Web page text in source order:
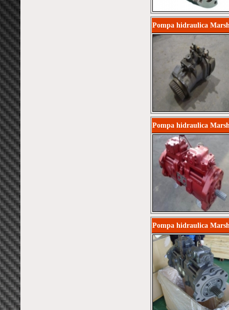
Pompa hidraulica
Pompa hidraulica
Pompa hidraulica